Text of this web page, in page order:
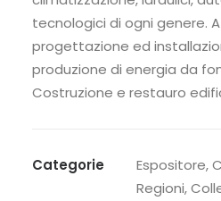
tecnologici di ogni genere.
progettazione ed
produzione di energia da
Costruzione e restauro
Categorie Espositore,
Regioni,